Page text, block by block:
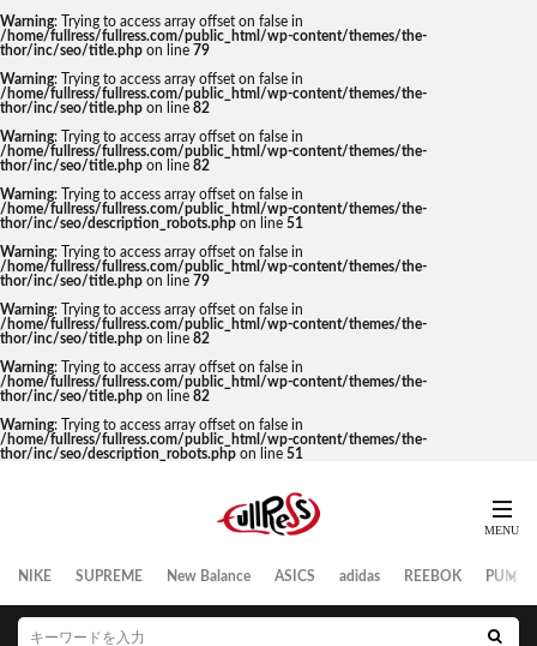
Warning: Trying to access array offset on false in
/home/fullress/fullress.com/public_html/wp-content/themes/the-
thor/inc/seo/title.php on line 79
Warning: Trying to access array offset on false in
/home/fullress/fullress.com/public_html/wp-content/themes/the-
thor/inc/seo/title.php on line 82
Warning: Trying to access array offset on false in
/home/fullress/fullress.com/public_html/wp-content/themes/the-
thor/inc/seo/title.php on line 82
Warning: Trying to access array offset on false in
/home/fullress/fullress.com/public_html/wp-content/themes/the-
thor/inc/seo/description_robots.php on line 51
Warning: Trying to access array offset on false in
/home/fullress/fullress.com/public_html/wp-content/themes/the-
thor/inc/seo/title.php on line 79
Warning: Trying to access array offset on false in
/home/fullress/fullress.com/public_html/wp-content/themes/the-
thor/inc/seo/title.php on line 82
Warning: Trying to access array offset on false in
/home/fullress/fullress.com/public_html/wp-content/themes/the-
thor/inc/seo/title.php on line 82
Warning: Trying to access array offset on false in
/home/fullress/fullress.com/public_html/wp-content/themes/the-
thor/inc/seo/description_robots.php on line 51
NIKE SUPREME New Balance ASICS adidas REEBOK PUMA